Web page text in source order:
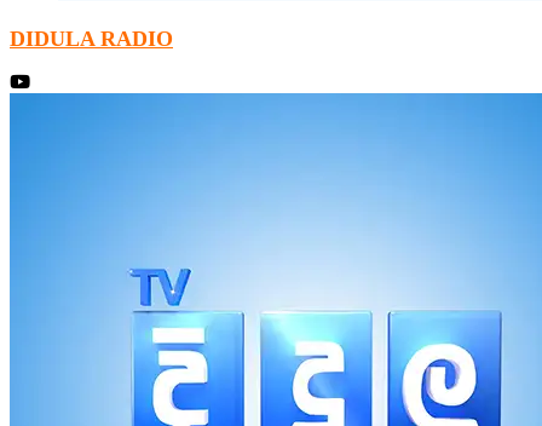
DIDULA RADIO